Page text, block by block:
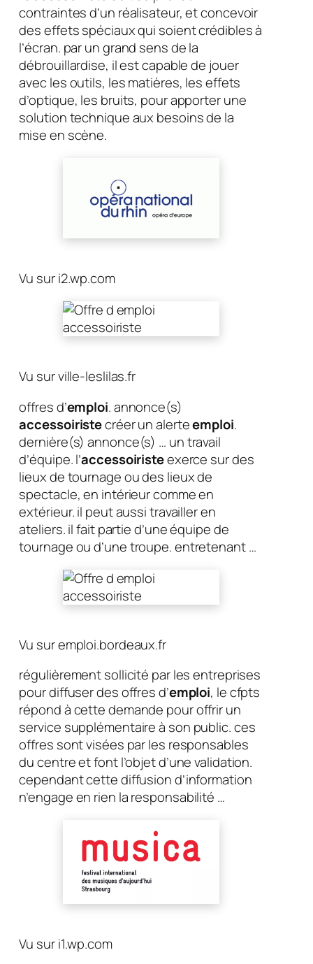
contraintes d’un réalisateur, et concevoir
des effets spéciaux qui soient crédibles à
l’écran. par un grand sens de la
débrouillardise, il est capable de jouer
avec les outils, les matières, les effets
d’optique, les bruits, pour apporter une
solution technique aux besoins de la
mise en scène.
Vu sur i2.wp.com
Vu sur ville-leslilas.fr
offres d’emploi. annonce(s)
accessoiristecréer un alerteemploi.
dernière(s) annonce(s) … un travail
d’équipe. l’accessoiristeexerce sur des
lieux de tournage ou des lieux de
spectacle, en intérieur comme en
extérieur. il peut aussi travailler en
ateliers. il fait partie d’une équipe de
tournage ou d’une troupe. entretenant …
Vu sur emploi.bordeaux.fr
régulièrement sollicité par les entreprises
pour diffuser des offres d’emploi, le cfpts
répond à cette demande pour offrir un
service supplémentaire à son public. ces
offres sont visées par les responsables
du centre et font l’objet d’une validation.
cependant cette diffusion d’information
n’engage en rien la responsabilité …
Vu sur i1.wp.com